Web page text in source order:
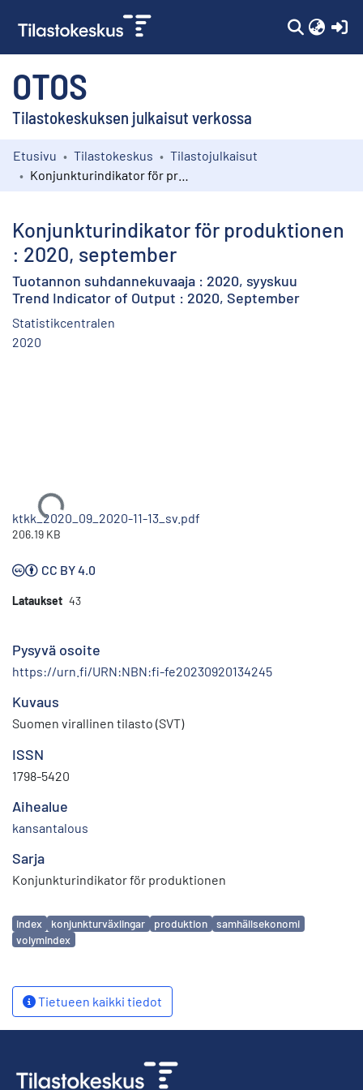
OTOS
Tilastokeskuksen julkaisut verkossa
Kokoelmat
Etusivu Tilastokeskus
Tilastojulkaisut
Konjunkturindikator för produktionen
: 2020, september
Tuotannon suhdannekuvaaja : 2020, syyskuu
Trend Indicator of Output : 2020, September
Statistikcentralen
2020
Ladataan...
ktkk_2020_09_2020-11-13_sv.pdf
206.19 KB
CC BY 4.0
Lataukset 43
Pysyvä osoite
https://urn.fi/URN:NBN:fi-fe20230920134245
Kuvaus
Suomen virallinen tilasto (SVT)
ISSN
1798-5420
Aihealue
kansantalous
Sarja
Konjunkturindikator för produktionen
Avainsanat
index konjunkturväxlingar produktion
samhällsekonomi
volymindex
Tietueen kaikki tiedot